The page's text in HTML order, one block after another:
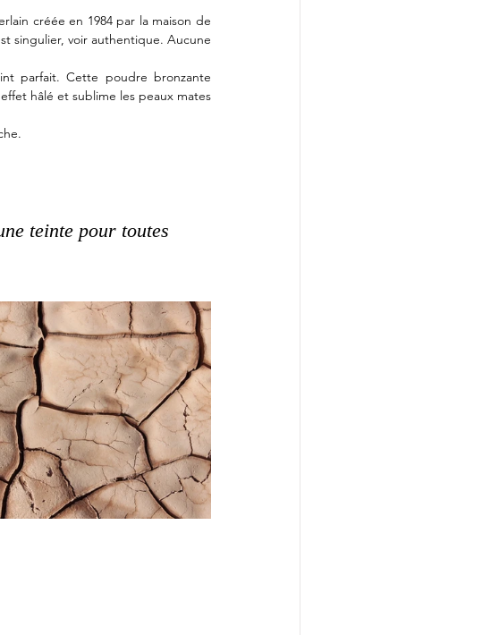
créée en 1984 par la maison de
singulier, voir authentique. Aucune
parfait. Cette poudre bronzante
hâlé et sublime les peaux mates
teinte pour toutes